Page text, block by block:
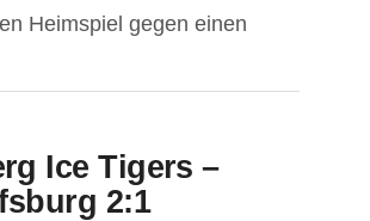
Heimspiel gegen einen
Ice Tigers –
2:1